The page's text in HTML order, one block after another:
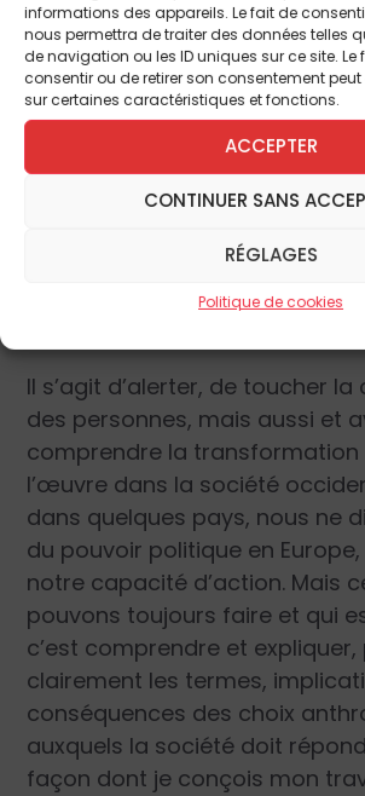
informations des appareils. Le fait de
nous permettra de traiter des données telles
de navigation ou les ID uniques sur ce site. Le
consentir ou de retirer son consentement
sur certaines caractéristiques et fonctions.
ACCEPTER
CONTINUER SANS
RÉGLAGES
Politique de cookies
directement notre vie
aussi le cas de certaines
aussi trop faibles et pauvres
notre sympathie. Leur
souvent utile à notre confort.
sommes pas sortis de la loi
Ce forum est donc là pour
alerter également. Qu’elles
Il s’agit d’alerter, de toucher
des personnes, mais aussi et
comprendre la
l’œuvre dans la société
dans quelques pays, nous ne
du pouvoir politique en
notre capacité d’action. Mais
pouvons toujours faire et qui
c’est comprendre et
clairement les termes,
conséquences des choix
auxquels la société doit
façon dont je conçois mon